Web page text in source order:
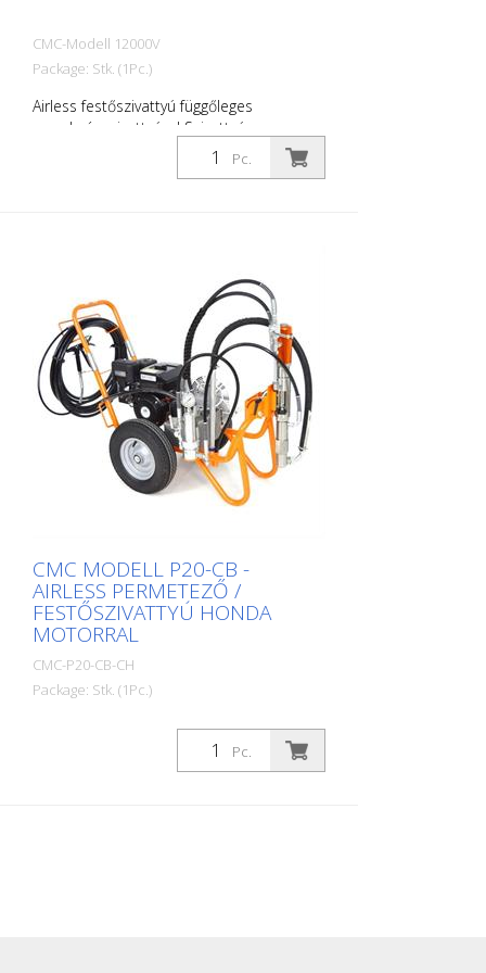
CMC-Modell 12000V
Package: Stk. (1Pc.)
Airless festőszivattyú függőleges
membránszivattyúval Szivattyú
teljesítménye: 7,0 /perc Maximális
nyomás: 250 bar Motor: 3,0 PS
golyóscsappal - Nagynyomású tömlő 1/4 l
= 10 m - Kézi pisztoly 60 mesh
pisztolyszűrővel (fúvóka és fúvóka tartó
nélkül) - Hosszabbítás kézifegyverhez -
Tartó 11/16 fordítható fúvókához - 1 db.
Fordított fúvóka Felhasznált anyagok -
Akrilfestékek - Szintetikus gyantafestékek -
2K anyagok - emulziók - Latex festékek -
Felszabadítószerek - Alapozó - Lakkok és
alapozók - töltőanyagok. Mindig
győződjön meg arról, hogy a felhasznált
Pc.
CMC MODELL P20-CB -
AIRLESS PERMETEZŐ /
FESTŐSZIVATTYÚ HONDA
MOTORRAL
CMC-P20-CB-CH
Package: Stk. (1Pc.)
CMC P20-CB dugattyús szivattyúval
ellátott airless permetezőgép minden
festési munkához. Szivattyú teljesítménye:
Pc.